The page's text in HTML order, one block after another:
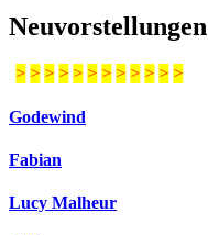
Neuvorstellungen
> > > > > > > > > > > >
Godewind
Fabian
Lucy Malheur